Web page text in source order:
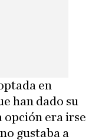
en
han dado su
opción era irse
gustaba a